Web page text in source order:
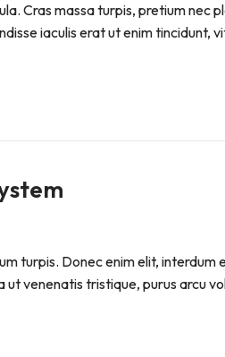
Cras massa turpis, pretium
iaculis erat ut enim
turpis. Donec enim elit,
venenatis tristique, purus arcu